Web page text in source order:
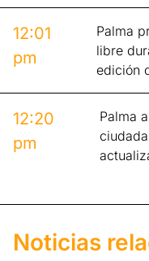
12:01
pm
Palma
libre
edición
12:20
pm
Palma
Noticias